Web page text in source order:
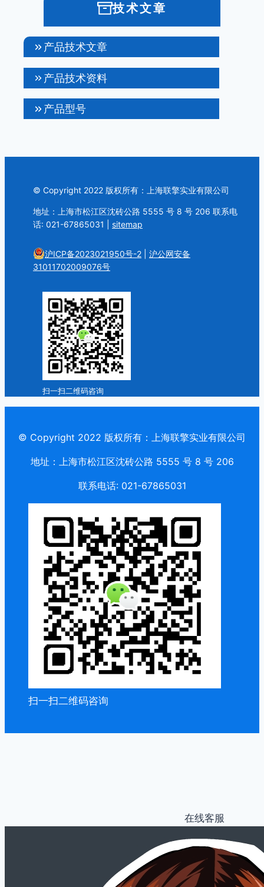
技术文章
产品技术文章
产品技术资料
产品型号
© Copyright 2022 版权所有：上海联擎实业有限公司
地址：上海市松江区沈砖公路 5555 号 8 号 206 联系电
话: 021-67865031 | sitemap
沪ICP备2023021950号-2
沪公网安备
31011702009076号
扫一扫二维码咨询
© Copyright 2022 版权所有：上海联擎实业有限公司
地址：上海市松江区沈砖公路 5555 号 8 号 206
联系电话: 021-67865031
扫一扫二维码咨询
在线客服